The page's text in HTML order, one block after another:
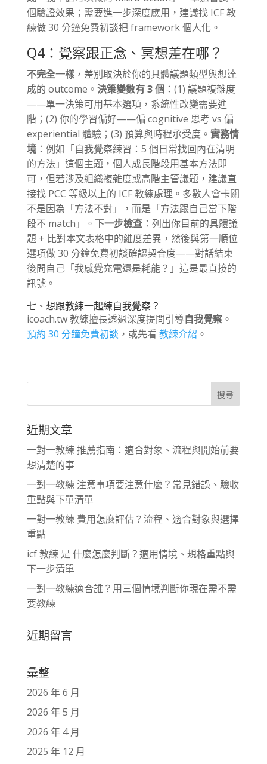
個驗證效果；需要進一步深度應用，建議找 ICF 教
練做 30 分鐘免費初談把 framework 個人化。
Q4：覺察跟正念、冥想差在哪？
不完全一樣，差別取決於你的具體議題類型與想達
成的 outcome。 決策變數有 3 個：(1) 議題複雜度
——單一決策可用基本選項，系統性改變需要進
階；(2) 你的學習偏好——偏 cognitive 思考 vs 偏
experiential 體驗；(3) 預算與時程承受度。 實務情
境：例如「自我覺察練習：5 個日常找回內在清明
的方法」這個主題，個人成長階段用基本方法即
可，但若涉及組織複雜度或高階主管議題，建議直
接找 PCC 等級以上的 ICF 教練處理。多數人會卡關
不是因為「方法不對」，而是「方法跟自己當下階
段不 match」。 下一步檢查：列出你目前的具體議
題 + 比對本文表格中的維度差異，然後與第一順位
選項做 30 分鐘免費初談確認契合度——對話結束
後問自己「我感覺充電還是耗能？」這是最直接的
訊號。
七、想跟教練一起練自我覺察？
icoach.tw 教練擅長透過深度提問引導自我覺察。
預約 30 分鐘免費初談 ，或先看 教練介紹 。
近期文章
一對一教練 推薦指南：適合對象、流程與開始前要
想清楚的事
一對一教練 注意事項要注意什麼？常見錯誤、驗收
重點與下單清單
一對一教練 費用怎麼評估？流程、適合對象與選擇
重點
icf 教練 是 什麼怎麼判斷？適用情境、規格重點與
下一步清單
一對一教練適合誰？用三個情境判斷你現在需不需
要教練
近期留言
彙整
2026 年 6 月
2026 年 5 月
2026 年 4 月
2025 年 12 月